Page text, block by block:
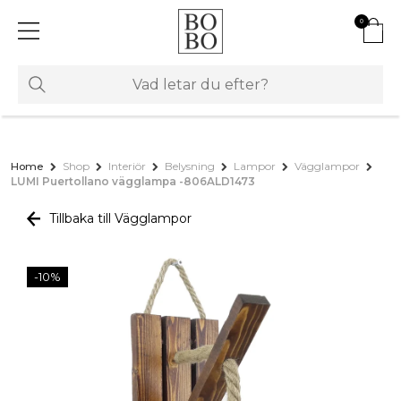
0
Home Shop Interiör Belysning Lampor
Vägglampor
LUMI Puertollano vägglampa -806ALD1473
Tillbaka till Vägglampor
-10%